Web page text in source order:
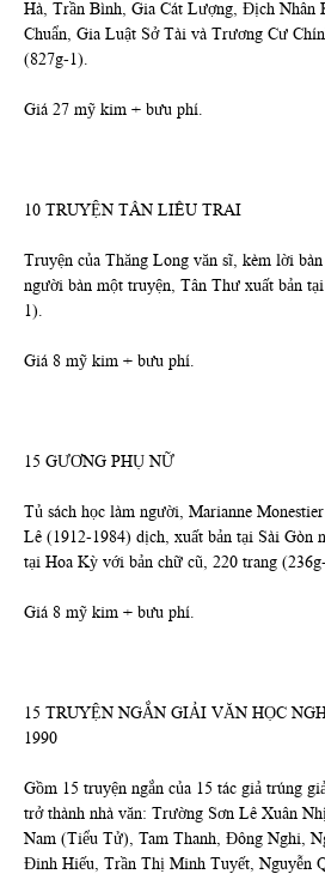
Hà, Trần Bình, Gia Cát Lượng, Địch Nhân
Chuẩn, Gia Luật Sở Tài và Trương Cư
(827g-1).
Giá 27 mỹ kim + bưu phí.
10 TRUYỆN TÂN LIÊU TRAI
Truyện của Thăng Long văn sĩ, kèm lời
người bàn một truyện, Tân Thư xuất bản
1).
Giá 8 mỹ kim + bưu phí.
15 GƯƠNG PHỤ NỮ
Tủ sách học làm người, Marianne
Lê (1912-1984) dịch, xuất bản tại Sài Gòn
tại Hoa Kỳ với bản chữ cũ, 220 trang
Giá 8 mỹ kim + bưu phí.
15 TRUYỆN NGẮN GIẢI VĂN HỌC
1990
Gồm 15 truyện ngắn của 15 tác giả trúng
trở thành nhà văn: Trường Sơn Lê Xuân
Nam (Tiểu Tử), Tam Thanh, Đông Nghi,
Đinh Hiếu, Trần Thị Minh Tuyết, Nguyễn